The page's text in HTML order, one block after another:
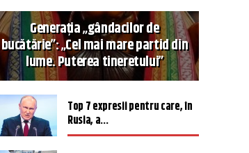
Generația „gândacilor de
bucătărie”: „Cel mai mare partid din
lume. Puterea tineretului”
Top 7 expresii pentru care, în
Rusia, a...